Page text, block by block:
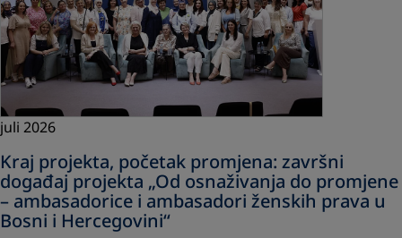
juli 2026
Kraj projekta, početak promjena: završni
događaj projekta „Od osnaživanja do promjene
– ambasadorice i ambasadori ženskih prava u
Bosni i Hercegovini“